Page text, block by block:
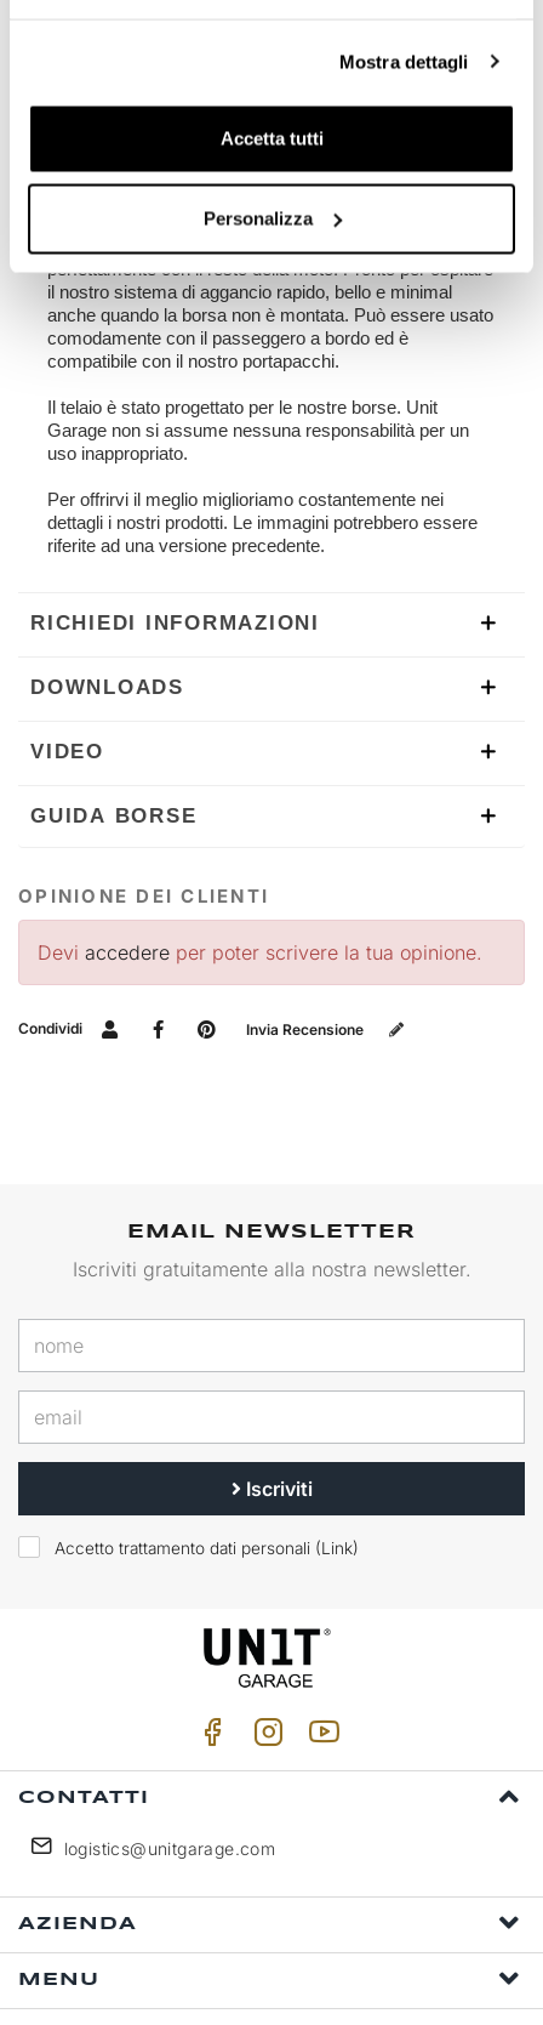
Mostra dettagli
Accetta tutti
Personalizza
Altezza 32 cm , larghezza 31,5 cm.
finitura nero opaco a polveri epossidiche.
perfettamente con il resto della moto. Pronto per ospitare
il nostro sistema di aggancio rapido, bello e minimal
anche quando la borsa non è montata. Può essere usato
comodamente con il passeggero a bordo ed è
compatibile con il nostro portapacchi.
Il telaio è stato progettato per le nostre borse. Unit
Garage non si assume nessuna responsabilità per un
uso inappropriato.
Per offrirvi il meglio miglioriamo costantemente nei
dettagli i nostri prodotti. Le immagini potrebbero essere
riferite ad una versione precedente.
RICHIEDI INFORMAZIONI
DOWNLOADS
VIDEO
GUIDA BORSE
OPINIONE DEI CLIENTI
Devi accedere per poter scrivere la tua opinione.
Condividi Invia Recensione
EMAIL NEWSLETTER
Iscriviti gratuitamente alla nostra newsletter.
Iscriviti
Accetto trattamento dati personali (Link)
CONTATTI
logistics@unitgarage.com
AZIENDA
MENU